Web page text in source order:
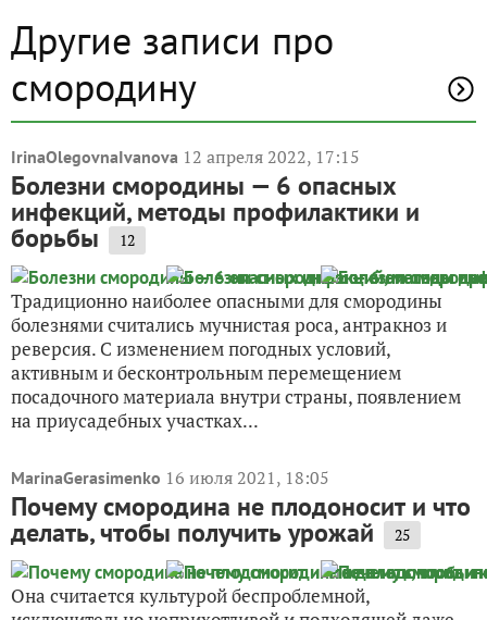
Другие записи про
смородину
IrinaOlegovnaIvanova 12 апреля 2022, 17:15
Болезни смородины — 6 опасных
инфекций, методы профилактики и
борьбы 12
Традиционно наиболее опасными для смородины
болезнями считались мучнистая роса, антракноз и
реверсия. С изменением погодных условий,
активным и бесконтрольным перемещением
посадочного материала внутри страны, появлением
на приусадебных участках...
MarinaGerasimenko 16 июля 2021, 18:05
Почему смородина не плодоносит и что
делать, чтобы получить урожай 25
Она считается культурой беспроблемной,